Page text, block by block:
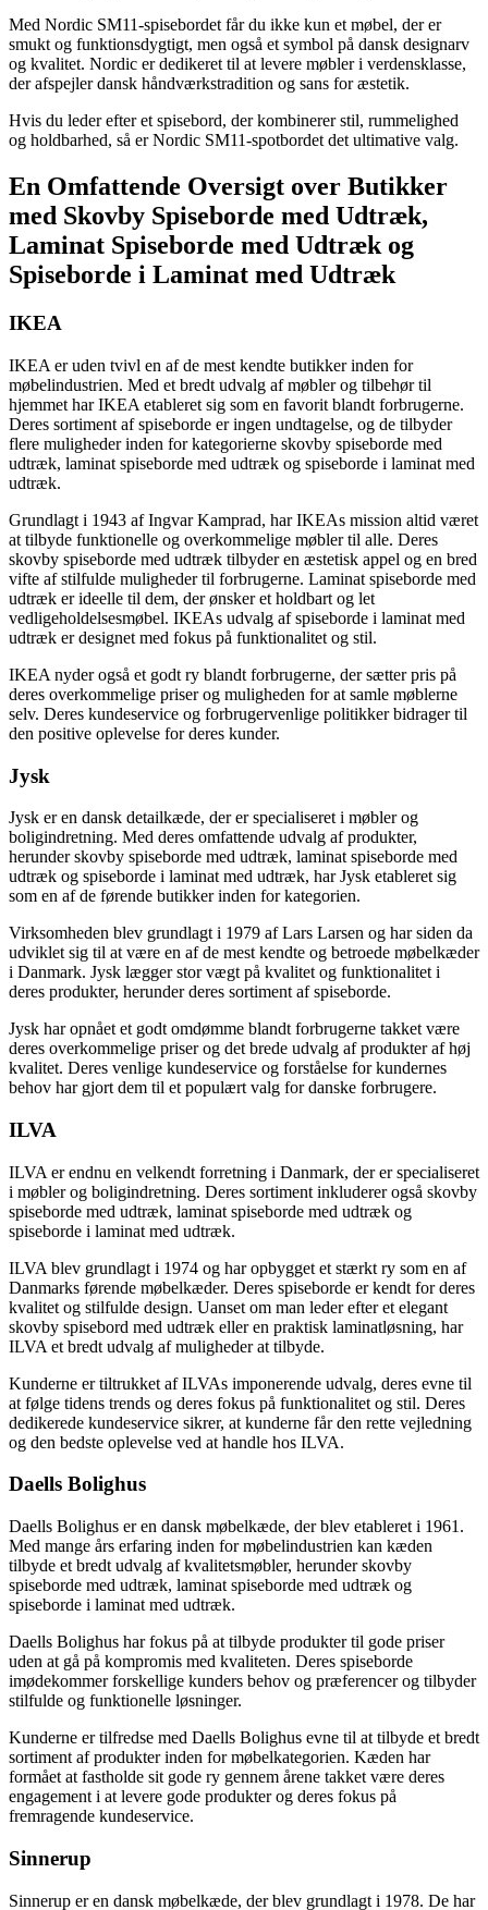
Med Nordic SM11-spisebordet får du ikke kun et møbel, der er
smukt og funktionsdygtigt, men også et symbol på dansk designarv
og kvalitet. Nordic er dedikeret til at levere møbler i verdensklasse,
der afspejler dansk håndværkstradition og sans for æstetik.
Hvis du leder efter et spisebord, der kombinerer stil, rummelighed
og holdbarhed, så er Nordic SM11-spotbordet det ultimative valg.
En Omfattende Oversigt over Butikker
med Skovby Spiseborde med Udtræk,
Laminat Spiseborde med Udtræk og
Spiseborde i Laminat med Udtræk
IKEA
IKEA er uden tvivl en af de mest kendte butikker inden for
møbelindustrien. Med et bredt udvalg af møbler og tilbehør til
hjemmet har IKEA etableret sig som en favorit blandt forbrugerne.
Deres sortiment af spiseborde er ingen undtagelse, og de tilbyder
flere muligheder inden for kategorierne skovby spiseborde med
udtræk, laminat spiseborde med udtræk og spiseborde i laminat med
udtræk.
Grundlagt i 1943 af Ingvar Kamprad, har IKEAs mission altid været
at tilbyde funktionelle og overkommelige møbler til alle. Deres
skovby spiseborde med udtræk tilbyder en æstetisk appel og en bred
vifte af stilfulde muligheder til forbrugerne. Laminat spiseborde med
udtræk er ideelle til dem, der ønsker et holdbart og let
vedligeholdelsesmøbel. IKEAs udvalg af spiseborde i laminat med
udtræk er designet med fokus på funktionalitet og stil.
IKEA nyder også et godt ry blandt forbrugerne, der sætter pris på
deres overkommelige priser og muligheden for at samle møblerne
selv. Deres kundeservice og forbrugervenlige politikker bidrager til
den positive oplevelse for deres kunder.
Jysk
Jysk er en dansk detailkæde, der er specialiseret i møbler og
boligindretning. Med deres omfattende udvalg af produkter,
herunder skovby spiseborde med udtræk, laminat spiseborde med
udtræk og spiseborde i laminat med udtræk, har Jysk etableret sig
som en af de førende butikker inden for kategorien.
Virksomheden blev grundlagt i 1979 af Lars Larsen og har siden da
udviklet sig til at være en af de mest kendte og betroede møbelkæder
i Danmark. Jysk lægger stor vægt på kvalitet og funktionalitet i
deres produkter, herunder deres sortiment af spiseborde.
Jysk har opnået et godt omdømme blandt forbrugerne takket være
deres overkommelige priser og det brede udvalg af produkter af høj
kvalitet. Deres venlige kundeservice og forståelse for kundernes
behov har gjort dem til et populært valg for danske forbrugere.
ILVA
ILVA er endnu en velkendt forretning i Danmark, der er specialiseret
i møbler og boligindretning. Deres sortiment inkluderer også skovby
spiseborde med udtræk, laminat spiseborde med udtræk og
spiseborde i laminat med udtræk.
ILVA blev grundlagt i 1974 og har opbygget et stærkt ry som en af
Danmarks førende møbelkæder. Deres spiseborde er kendt for deres
kvalitet og stilfulde design. Uanset om man leder efter et elegant
skovby spisebord med udtræk eller en praktisk laminatløsning, har
ILVA et bredt udvalg af muligheder at tilbyde.
Kunderne er tiltrukket af ILVAs imponerende udvalg, deres evne til
at følge tidens trends og deres fokus på funktionalitet og stil. Deres
dedikerede kundeservice sikrer, at kunderne får den rette vejledning
og den bedste oplevelse ved at handle hos ILVA.
Daells Bolighus
Daells Bolighus er en dansk møbelkæde, der blev etableret i 1961.
Med mange års erfaring inden for møbelindustrien kan kæden
tilbyde et bredt udvalg af kvalitetsmøbler, herunder skovby
spiseborde med udtræk, laminat spiseborde med udtræk og
spiseborde i laminat med udtræk.
Daells Bolighus har fokus på at tilbyde produkter til gode priser
uden at gå på kompromis med kvaliteten. Deres spiseborde
imødekommer forskellige kunders behov og præferencer og tilbyder
stilfulde og funktionelle løsninger.
Kunderne er tilfredse med Daells Bolighus evne til at tilbyde et bredt
sortiment af produkter inden for møbelkategorien. Kæden har
formået at fastholde sit gode ry gennem årene takket være deres
engagement i at levere gode produkter og deres fokus på
fremragende kundeservice.
Sinnerup
Sinnerup er en dansk møbelkæde, der blev grundlagt i 1978. De har